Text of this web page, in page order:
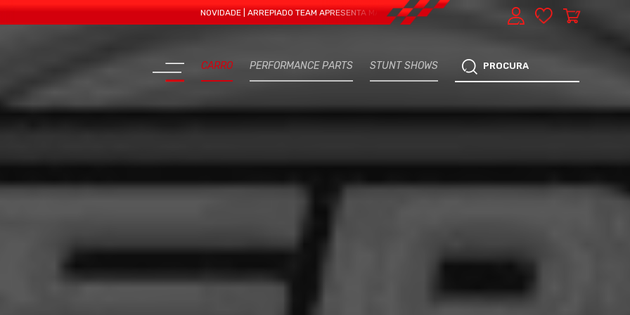
NOVIDADE | ARREPIADO TEAM APRESENTA MAIS UMA VERTENTE - EXPRESS CAR SERVICE, MANUTENÇÃO DO TEU
CARRO PERFORMANCE PARTS STUNT SHOWS